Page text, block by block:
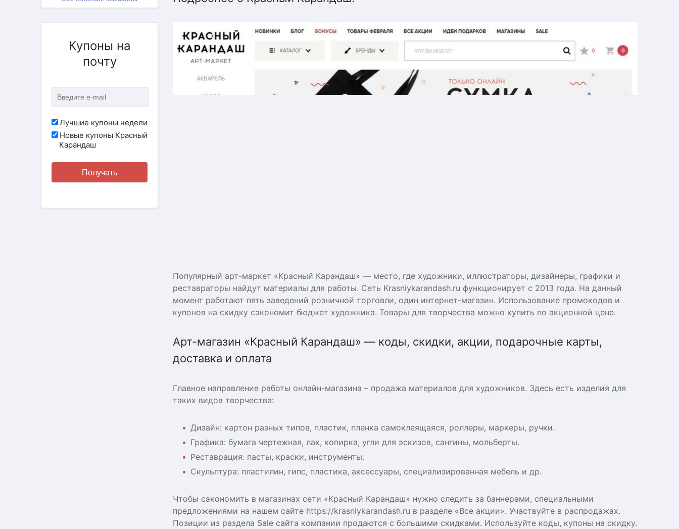
Купоны на
почту
Лучшие купоны недели
Новые купоны Красный
Карандаш
Получать
Популярный арт-маркет «Красный Карандаш» — место, где художники, иллюстраторы, дизайнеры, графики и
реставраторы найдут материалы для работы. Сеть Krasniykarandash.ru функционирует с 2013 года. На данный
момент работают пять заведений розничной торговли, один интернет-магазин. Использование промокодов и
купонов на скидку сэкономит бюджет художника. Товары для творчества можно купить по акционной цене.
Арт-магазин «Красный Карандаш» — коды, скидки, акции, подарочные карты,
доставка и оплата
Главное направление работы онлайн-магазина – продажа материалов для художников. Здесь есть изделия для
таких видов творчества:
Дизайн: картон разных типов, пластик, пленка самоклеящаяся, роллеры, маркеры, ручки.
Графика: бумага чертежная, лак, копирка, угли для эскизов, сангины, мольберты.
Реставрация: пасты, краски, инструменты.
Скульптура: пластилин, гипс, пластика, аксессуары, специализированная мебель и др.
Чтобы сэкономить в магазинах сети «Красный Карандаш» нужно следить за баннерами, специальными
предложениями на нашем сайте https://krasniykarandash.ru в разделе «Все акции». Участвуйте в распродажах.
Позиции из раздела Sale сайта компании продаются с большими скидками. Используйте коды, купоны на скидку.